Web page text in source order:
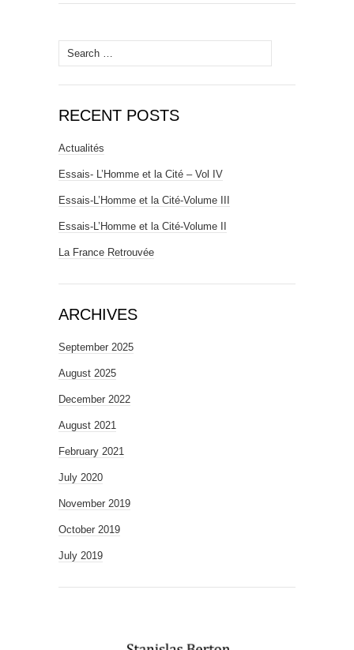
Search
for:
RECENT POSTS
Actualités
Essais- L’Homme et la Cité – Vol IV
Essais-L’Homme et la Cité-Volume III
Essais-L’Homme et la Cité-Volume II
La France Retrouvée
ARCHIVES
September 2025
August 2025
December 2022
August 2021
February 2021
July 2020
November 2019
October 2019
July 2019